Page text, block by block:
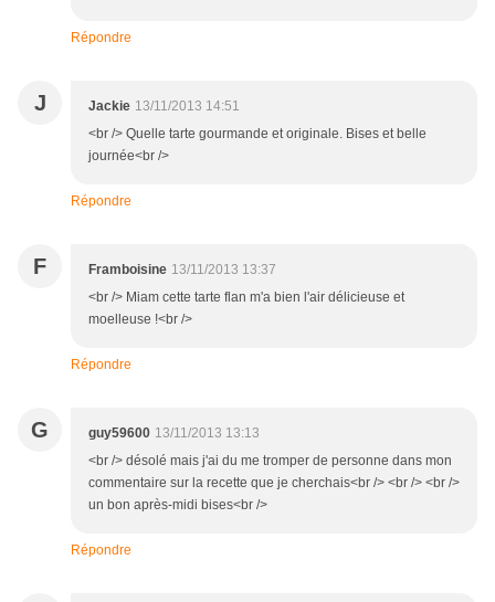
Répondre
J Jackie 13/11/2013 14:51
<br /> Quelle tarte gourmande et originale. Bises et belle
journée<br />
Répondre
F Framboisine 13/11/2013 13:37
<br /> Miam cette tarte flan m'a bien l'air délicieuse et
moelleuse !<br />
Répondre
G guy59600 13/11/2013 13:13
<br /> désolé mais j'ai du me tromper de personne dans mon
commentaire sur la recette que je cherchais<br /> <br /> <br />
un bon après-midi bises<br />
Répondre